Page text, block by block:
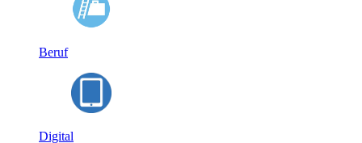
Beruf
Digital